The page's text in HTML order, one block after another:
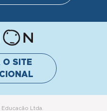
O SITE
Ltda.